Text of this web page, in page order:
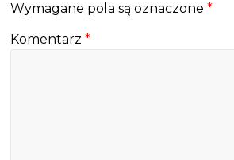
Wymagane pola są oznaczone*
Komentarz*